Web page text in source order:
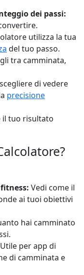
dei passi:
utilizza la tua
del tuo passo.
tra camminata,
di vedere
precisione
il tuo risultato
Vedi come il
ai tuoi obiettivi
hai camminato
Utile per app di
di camminata e